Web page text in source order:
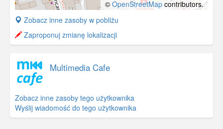
© OpenStreetMap contributors.
+
−
Zobacz inne zasoby w pobliżu
Zaproponuj zmianę lokalizacji
Multimedia Cafe
Zobacz inne zasoby tego użytkownika
Wyślij wiadomość do tego użytkownika